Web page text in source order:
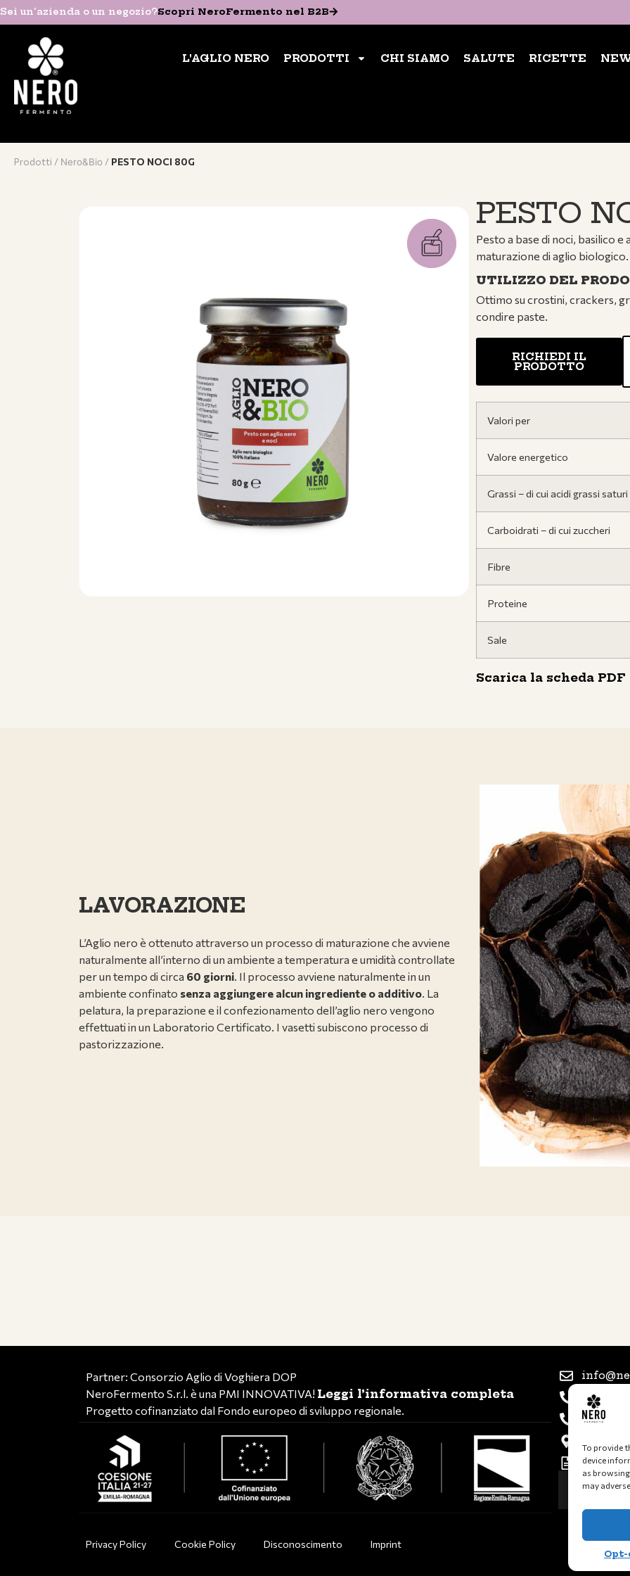
To provide
device
as
may
Sei un'azienda o un negozio?Scopri NeroFermento nel B2B​
L’AGLIO NERO PRODOTTI CHI SIAMO SALUTE RICETTE
Sei un'azienda o un negozio?Scopri NeroFermento nel B2B​
L’AGLIO NERO PRODOTTI CHI SIAMO SALUTE RICETTE NEWS
Prodotti / Nero&Bio / PESTO NOCI 80G
PESTO
Pesto a base di noci, basilico
maturazione di aglio biologico.
UTILIZZO DEL
Ottimo su crostini, crackers,
condire paste.
RICHIEDI IL
PRODOTTO
Valori per
Valore energetico
Grassi – di cui acidi grassi saturi
Carboidrati – di cui zuccheri
Fibre
Proteine
Sale
Scarica la scheda PDF
LAVORAZIONE
L’Aglio nero è ottenuto attraverso un processo di maturazione che avviene
naturalmente all’interno di un ambiente a temperatura e umidità controllate
per un tempo di circa 60 giorni. Il processo avviene naturalmente in un
ambiente confinato senza aggiungere alcun ingrediente o additivo. La
pelatura, la preparazione e il confezionamento dell’aglio nero vengono
effettuati in un Laboratorio Certificato. I vasetti subiscono processo di
pastorizzazione.
Partner: Consorzio Aglio di Voghiera DOP
NeroFermento S.r.l. è una PMI INNOVATIVA! Leggi l’informativa completa
Progetto cofinanziato dal Fondo europeo di sviluppo regionale.
+39
+39 339
P.IVA e
Privacy Policy Cookie Policy Disconoscimento Imprint